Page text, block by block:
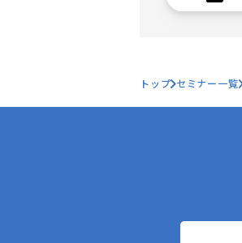
トップ セミナー一覧